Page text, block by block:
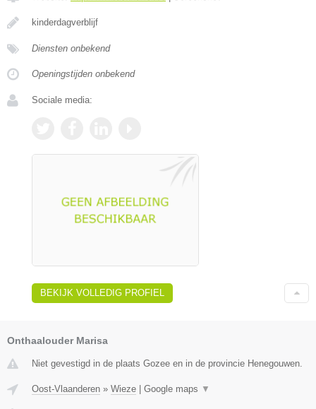
kinderdagverblijf
Diensten onbekend
Openingstijden onbekend
Sociale media:
BEKIJK VOLLEDIG PROFIEL
Onthaalouder Marisa
Niet gevestigd in de plaats Gozee en in de provincie Henegouwen.
Oost-Vlaanderen » Wieze Google maps ▼